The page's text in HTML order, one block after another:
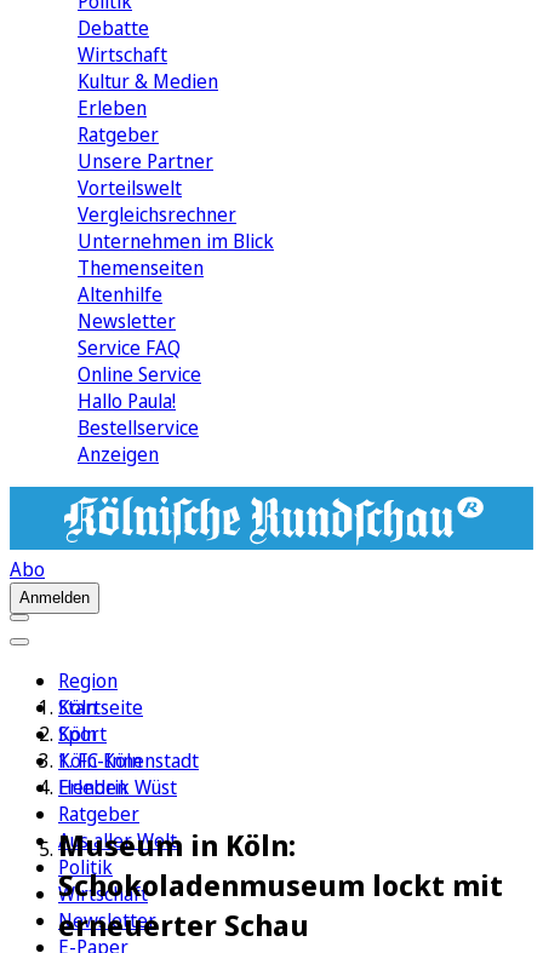
Debatte
Wirtschaft
Kultur & Medien
Erleben
Ratgeber
Unsere Partner
Vorteilswelt
Vergleichsrechner
Unternehmen im Blick
Themenseiten
Altenhilfe
Newsletter
Service FAQ
Online Service
Hallo Paula!
Bestellservice
Anzeigen
Abo
Anmelden
Region
Köln
Sport
1. FC Köln
Erleben
Ratgeber
Aus aller Welt
Politik
Wirtschaft
Newsletter
E-Paper
Startseite
Köln
Köln-Innenstadt
Hendrik Wüst
Museum in Köln:
Schokoladenmuseum lockt mit
erneuerter Schau